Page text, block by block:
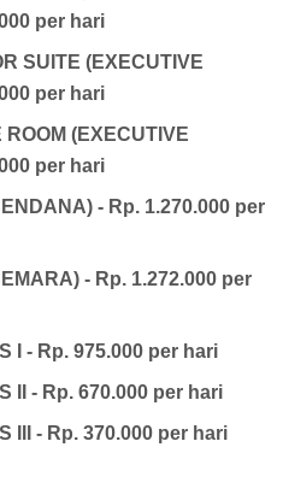
per hari
SUITE (EXECUTIVE
per hari
(EXECUTIVE
per hari
- Rp. 1.270.000 per
- Rp. 1.272.000 per
I - Rp. 975.000 per hari
II - Rp. 670.000 per hari
III - Rp. 370.000 per hari